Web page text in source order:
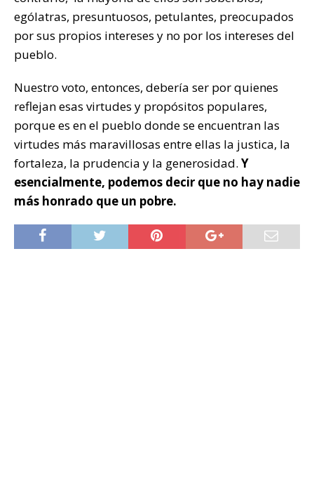
ególatras, presuntuosos, petulantes, preocupados
por sus propios intereses y no por los intereses del
pueblo.
Nuestro voto, entonces, debería ser por quienes
reflejan esas virtudes y propósitos populares,
porque es en el pueblo donde se encuentran las
virtudes más maravillosas entre ellas la justica, la
fortaleza, la prudencia y la generosidad. Y
esencialmente, podemos decir que no hay nadie
más honrado que un pobre.